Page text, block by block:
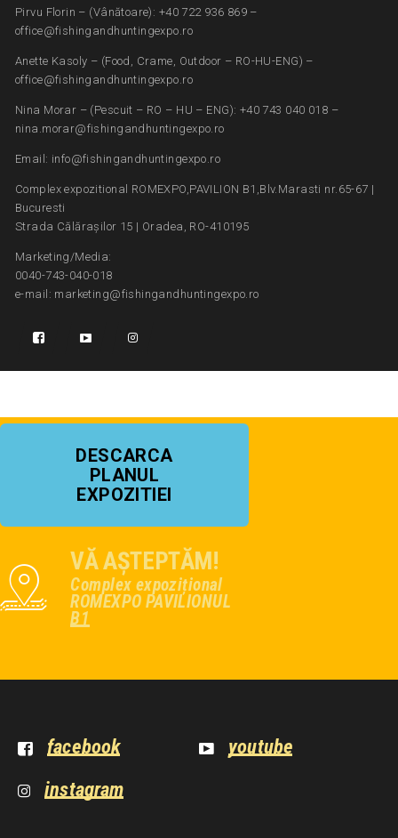
Pirvu Florin – (Vânătoare): +40 722 936 869 –
office@fishingandhuntingexpo.ro
Anette Kasoly – (Food, Crame, Outdoor – RO-HU-ENG) –
office@fishingandhuntingexpo.ro
Nina Morar – (Pescuit – RO – HU – ENG): +40 743 040 018 –
nina.morar@fishingandhuntingexpo.ro
Email: info@fishingandhuntingexpo.ro
Complex expozitional ROMEXPO,PAVILION B1,Blv.Marasti nr.65-67 |
Bucuresti
Strada Călărașilor 15 | Oradea, RO-410195
Marketing/Media:
0040-743-040-018
e-mail: marketing@fishingandhuntingexpo.ro
DESCARCA
PLANUL
EXPOZITIEI
VĂ AȘTEPTĂM!
Complex expozițional
ROMEXPO PAVILIONUL
B1
facebook
youtube
instagram